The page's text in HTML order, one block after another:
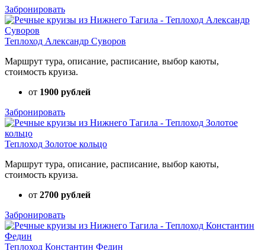
Забронировать
Теплоход Александр Суворов
Маршрут тура, описание, расписание, выбор каюты,
стоимость круиза.
от 1900 рублей
Забронировать
Теплоход Золотое кольцо
Маршрут тура, описание, расписание, выбор каюты,
стоимость круиза.
от 2700 рублей
Забронировать
Теплоход Константин Федин